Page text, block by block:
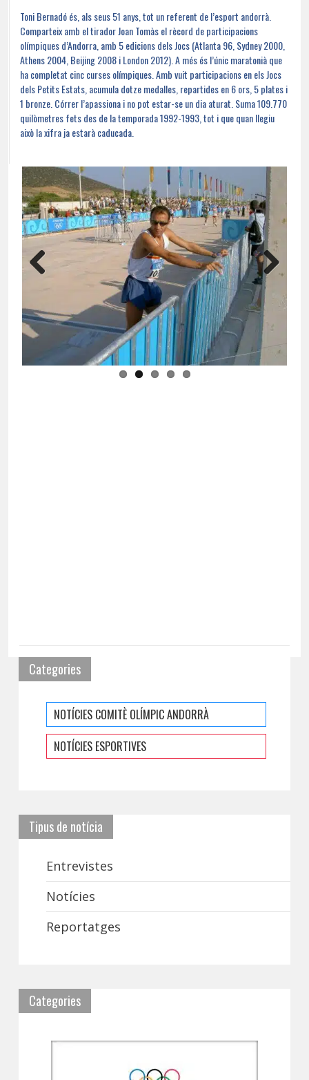
Toni Bernadó és, als seus 51 anys, tot un referent de l’esport andorrà.
Comparteix amb el tirador Joan Tomàs el rècord de participacions
olímpiques d’Andorra, amb 5 edicions dels Jocs (Atlanta 96, Sydney 2000,
Athens 2004, Beijing 2008 i London 2012). A més és l’únic maratonià que
ha completat cinc curses olímpiques. Amb vuit participacions en els Jocs
dels Petits Estats, acumula dotze medalles, repartides en 6 ors, 5 plates i
1 bronze. Córrer l’apassiona i no pot estar-se un dia aturat. Suma 109.770
quilòmetres fets des de la temporada 1992-1993, tot i que quan llegiu
això la xifra ja estarà caducada.
Next
Categories
NOTÍCIES COMITÈ OLÍMPIC ANDORRÀ
NOTÍCIES ESPORTIVES
Tipus de notícia
Entrevistes
Notícies
Reportatges
Categories